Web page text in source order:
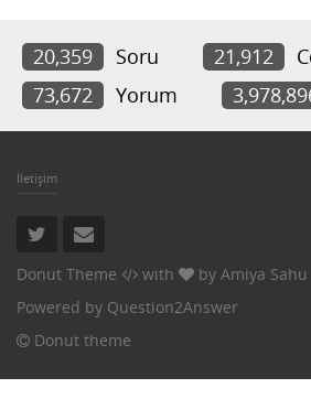
20,359 Soru 21,912
73,672
Yorum
İletişim
Donut Theme with by Amiya Sahu
Powered by Question2Answer
Donut theme